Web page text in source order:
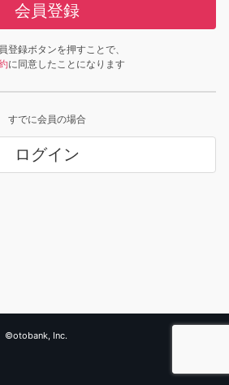
会員登録
登録ボタンを押すことで、
に同意したことになります
すでに会員の場合
ログイン
©otobank, Inc.